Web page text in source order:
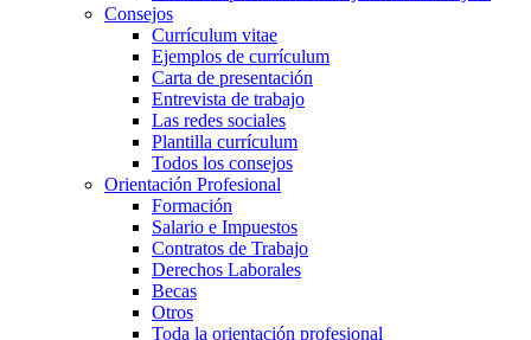
Consejos
Currículum vitae
Ejemplos de currículum
Carta de presentación
Entrevista de trabajo
Las redes sociales
Plantilla currículum
Todos los consejos
Orientación Profesional
Formación
Salario e Impuestos
Contratos de Trabajo
Derechos Laborales
Becas
Otros
Toda la orientación profesional